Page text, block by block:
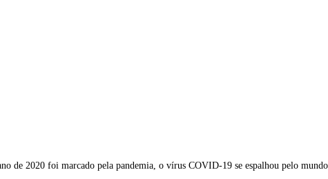
de 2020 foi marcado pela pandemia, o vírus COVID-19 se espalhou pelo